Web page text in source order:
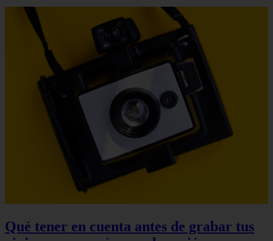
Qué tener en cuenta antes de grabar tus